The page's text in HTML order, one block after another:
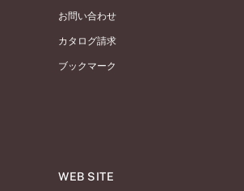
お問い合わせ
カタログ請求
ブックマーク
WEB SITE